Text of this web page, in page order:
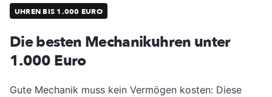
UHREN BIS 1.000 EURO
Die besten Mechanikuhren unter
1.000 Euro
Gute Mechanik muss kein Vermögen kosten: Diese